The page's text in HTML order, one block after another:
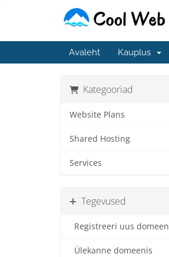
Avaleht Kauplus
Kategooriad
Website Plans
Shared Hosting
Services
Tegevused
Registreeri uus domeen
Ülekanne domeenis